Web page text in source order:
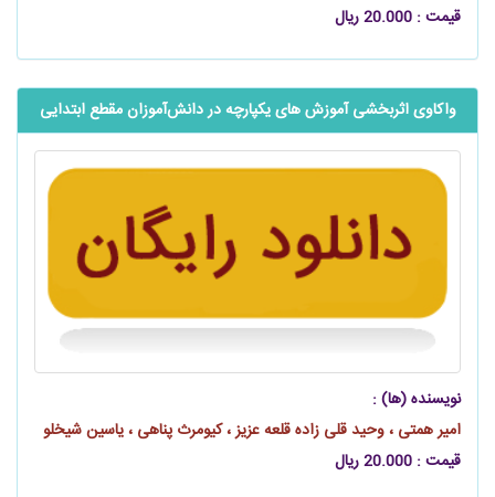
قیمت : 20.000 ریال
واکاوی اثربخشی آموزش ‌های یکپارچه در ‌‌‌‌‌دانش‌آموزان مقطع ابتدایی
نویسنده (ها) :
امیر همتی ، وحید قلی‌ زاده قلعه عزیز ، کیومرث پناهی ، یاسین شیخلو
قیمت : 20.000 ریال